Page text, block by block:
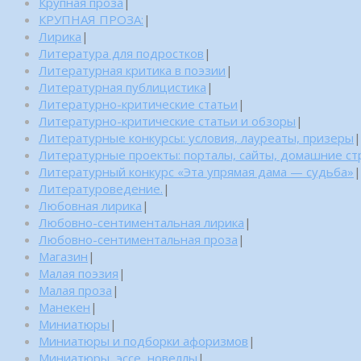
КРУПНАЯ ПРОЗА: |
Лирика |
Литература для подростков |
Литературная критика в поэзии |
Литературная публицистика |
Литературно-критические статьи |
Литературно-критические статьи и обзоры |
Литературные конкурсы: условия, лауреаты, призеры |
Литературные проекты: порталы, сайты, домашние
Литературный конкурс «Эта упрямая дама — судьба» |
Литературоведение. |
Любовная лирика |
Любовно-сентиментальная лирика |
Любовно-сентиментальная проза |
Магазин |
Малая поэзия |
Малая проза |
Манекен |
Миниатюры |
Миниатюры и подборки афоризмов |
Миниатюры, эссе, новеллы |